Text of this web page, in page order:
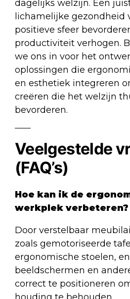
dagelijks welzijn. Een
lichamelijke gezondheid
positieve sfeer
productiviteit verhogen.
we ons in voor het
oplossingen die
en esthetiek integreren
creëren die het welzijn
bevorderen.
Veelgestelde
(FAQ’s)
Hoe kan ik de
werkplek verbeteren?
Door verstelbaar
zoals gemotoriseerde
ergonomische stoelen,
beeldschermen en
correct te positioneren